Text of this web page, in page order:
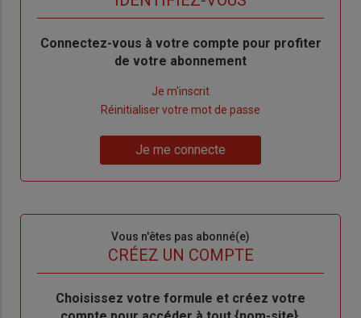
Body
Connectez-vous à votre compte pour profiter
de votre abonnement
Je m'inscrit
de
Réinitialiser votre mot de passe
me
Je me connecte
Vous n'êtes pas abonné(e)
CRÉEZ UN COMPTE
BodyChoisissez votre formule et créez votre